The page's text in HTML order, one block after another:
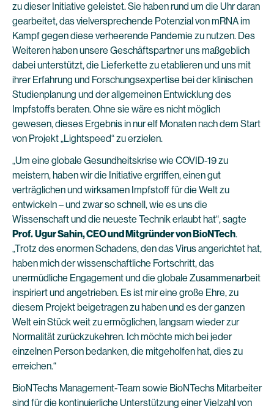
zu dieser Initiative geleistet. Sie haben rund um die Uhr daran
gearbeitet, das vielversprechende Potenzial von mRNA im
Kampf gegen diese verheerende Pandemie zu nutzen. Des
Weiteren haben unsere Geschäftspartner uns maßgeblich
dabei unterstützt, die Lieferkette zu etablieren und uns mit
ihrer Erfahrung und Forschungsexpertise bei der klinischen
Studienplanung und der allgemeinen Entwicklung des
Impfstoffs beraten. Ohne sie wäre es nicht möglich
gewesen, dieses Ergebnis in nur elf Monaten nach dem Start
von Projekt „Lightspeed“ zu erzielen.
„Um eine globale Gesundheitskrise wie COVID-19 zu
meistern, haben wir die Initiative ergriffen, einen gut
verträglichen und wirksamen Impfstoff für die Welt zu
entwickeln – und zwar so schnell, wie es uns die
Wissenschaft und die neueste Technik erlaubt hat“, sagte
Prof.Ugur Sahin, CEO und Mitgründer von BioNTech.
„Trotz des enormen Schadens, den das Virus angerichtet hat,
haben mich der wissenschaftliche Fortschritt, das
unermüdliche Engagement und die globale Zusammenarbeit
inspiriert und angetrieben. Es ist mir eine große Ehre, zu
diesem Projekt beigetragen zu haben und es der ganzen
Welt ein Stück weit zu ermöglichen, langsam wieder zur
Normalität zurückzukehren. Ich möchte mich bei jeder
einzelnen Person bedanken, die mitgeholfen hat, dies zu
erreichen.“
BioNTechs Management-Team sowie BioNTechs Mitarbeiter
sind für die kontinuierliche Unterstützung einer Vielzahl von